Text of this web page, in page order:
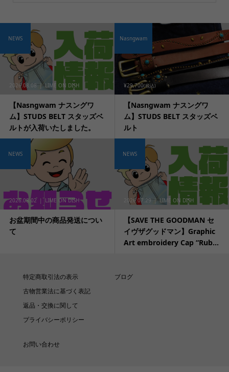
2026.08.08 LIME ON DISH
【Nasngwam ナスングワ
ム】STUDS BELT スタッズベ
ルトが入荷いたしました。
NEWS
¥29,700(税込)
【Nasngwam ナスングワ
ム】STUDS BELT スタッズベ
ルト
Nasngwam
2026.08.02 LIME ON DISH
お盆期間中の商品発送につい
て
NEWS
2026.07.29 LIME ON DISH
【SAVE THE GOODMAN セ
イヴザグッドマン】Graphic
Art embroidery Cap “Rub...
NEWS
特定商取引法の表示
古物営業法に基づく表記
返品・交換に関して
プライバシーポリシー
ブログ
お問い合わせ